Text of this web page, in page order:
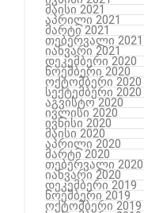
მაისი 2021
აპრილი 2021
მარტი 2021
თებერვალი 2021
იანვარი 2021
დეკემბერი 2020
ნოემბერი 2020
ოქტომბერი 2020
სექტემბერი 2020
აგვისტო 2020
ივლისი 2020
ივნისი 2020
მაისი 2020
აპრილი 2020
მარტი 2020
თებერვალი 2020
იანვარი 2020
დეკემბერი 2019
ნოემბერი 2019
ოქტომბერი 2019